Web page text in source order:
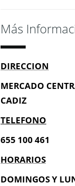
Más
DIRECCION
MERCADO
CADIZ
TELEFONO
655 100 461
HORARIOS
DOMINGOS Y